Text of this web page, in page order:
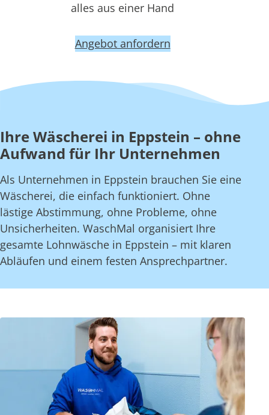
alles aus einer Hand
Angebot anfordern
Ihre Wäscherei in Eppstein – ohne
Aufwand für Ihr Unternehmen
Als Unternehmen in Eppstein brauchen Sie eine
Wäscherei, die einfach funktioniert. Ohne
lästige Abstimmung, ohne Probleme, ohne
Unsicherheiten. WaschMal organisiert Ihre
gesamte Lohnwäsche in Eppstein – mit klaren
Abläufen und einem festen Ansprechpartner.